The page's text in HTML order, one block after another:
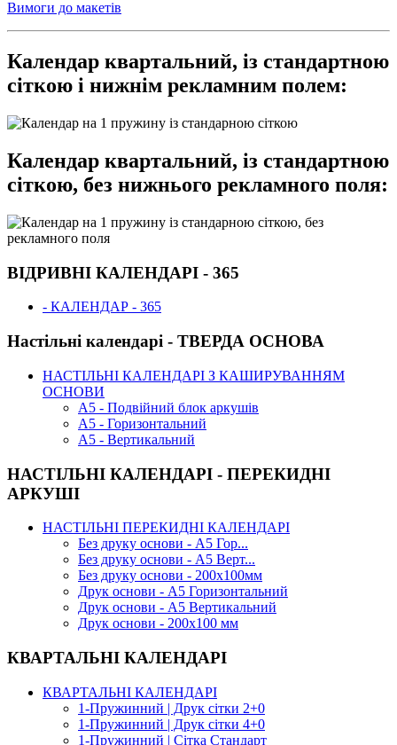
Вимоги до макетів
Календар квартальний, із стандартною
сіткою і нижнім рекламним полем:
Календар квартальний, із стандартною
сіткою, без нижнього рекламного поля:
ВІДРИВНІ КАЛЕНДАРІ - 365
- КАЛЕНДАР - 365
Настільні календарі - ТВЕРДА ОСНОВА
НАСТІЛЬНІ КАЛЕНДАРІ З КАШИРУВАННЯМ
ОСНОВИ
А5 - Подвійний блок аркушів
А5 - Горизонтальний
А5 - Вертикальний
НАСТІЛЬНІ КАЛЕНДАРІ - ПЕРЕКИДНІ
АРКУШІ
НАСТІЛЬНІ ПЕРЕКИДНІ КАЛЕНДАРІ
Без друку основи - А5 Гор...
Без друку основи - А5 Верт...
Без друку основи - 200х100мм
Друк основи - А5 Горизонтальний
Друк основи - А5 Вертикальний
Друк основи - 200х100 мм
КВАРТАЛЬНІ КАЛЕНДАРІ
КВАРТАЛЬНІ КАЛЕНДАРІ
1-Пружинний | Друк сітки 2+0
1-Пружинний | Друк сітки 4+0
1-Пружинний | Сітка Стандарт